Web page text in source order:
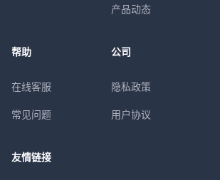
产品动态
帮助
在线客服
常见问题
公司
隐私政策
用户协议
友情链接